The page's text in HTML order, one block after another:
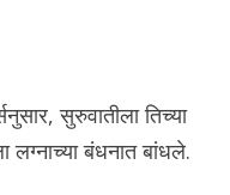
सुरुवातीला तिच्या
लग्नाच्या बंधनात बांधले.